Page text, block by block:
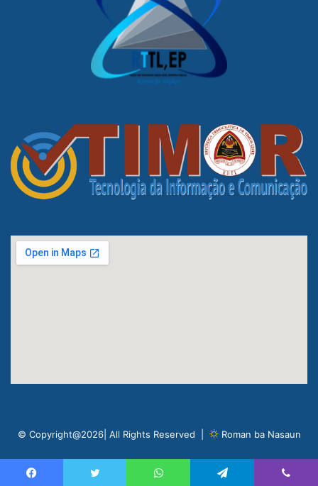
© Copyright@2026| All Rights Reserved | Roman ba Nasaun